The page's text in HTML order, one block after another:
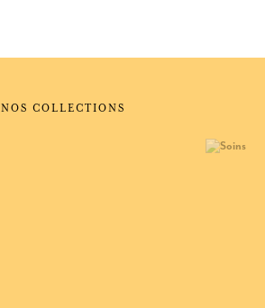
NOS COLLECTIONS